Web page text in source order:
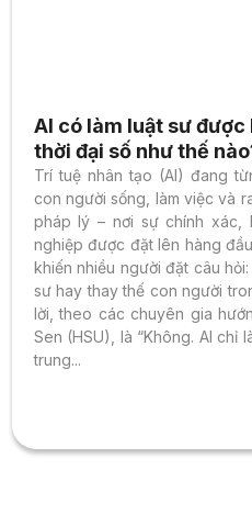
AI có làm luật sư được
thời đại số như thế
Trí tuệ nhân tạo (AI) đang
con người sống, làm việc và
pháp lý – nơi sự chính
nghiệp được đặt lên hàng
khiến nhiều người đặt câu
sư hay thay thế con người
lời, theo các chuyên gia
Sen (HSU), là “Không. AI chỉ
trung...